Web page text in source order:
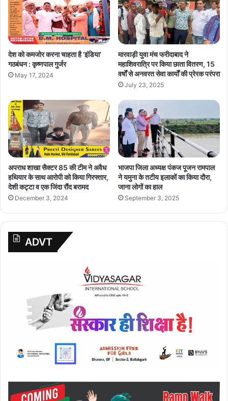
देश को कमजोर करना चाहता है ‘इंडिया’
गठबंधन : कृष्णपाल गुर्जर
May 17, 2024
मारवाड़ी युवा मंच फरीदाबाद ने
महाशिवरात्रि पर किया छाता वितरण, 15
वर्षों से अनवरत सेवा कार्यों की प्रेरक परंपरा
July 23, 2025
अपराध शाखा सैक्टर 85 की टीम ने अवैध
हथियार के साथ आरोपी को किया गिरफ्तार,
देशी कट्टा व एक जिंदा रौंद बरामद
December 3, 2024
भाजपा जिला अध्यक्ष पंकज पूजन रामपाल
ने यमुना के तटीय इलाकों का किया दौरा,
जाना लोगों का हाल
September 3, 2025
ADVT